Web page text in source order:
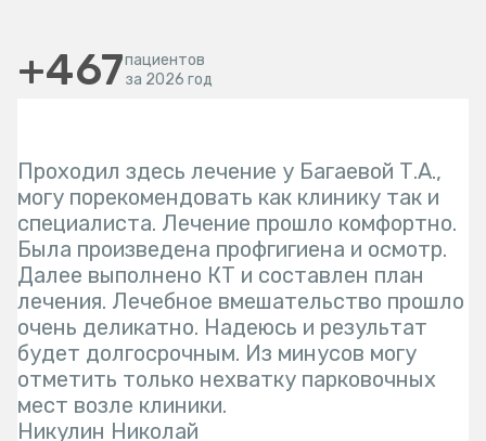
+467пациентов
за 2026 год
Проходил здесь лечение у Багаевой Т.А.,
могу порекомендовать как клинику так и
специалиста. Лечение прошло комфортно.
Была произведена профгигиена и осмотр.
Далее выполнено КТ и составлен план
лечения. Лечебное вмешательство прошло
очень деликатно. Надеюсь и результат
будет долгосрочным. Из минусов могу
отметить только нехватку парковочных
мест возле клиники.
Никулин Николай